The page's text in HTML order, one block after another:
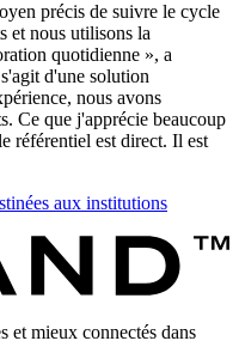
précis de suivre le cycle
et nous utilisons la
quotidienne », a
d'une solution
nous avons
Ce que j'apprécie beaucoup
référentiel est direct. Il est
aux institutions
et mieux connectés dans